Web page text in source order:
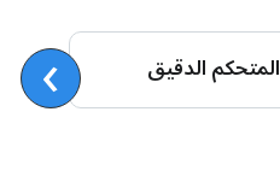
المتحكم الدقيق ›